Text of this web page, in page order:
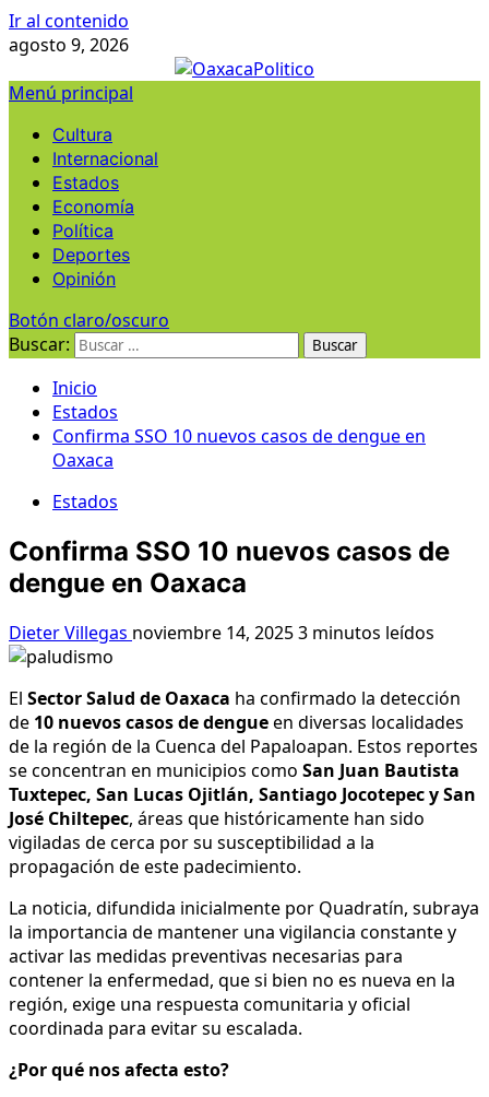
Ir al contenido
agosto 9, 2026
Menú principal
Cultura
Internacional
Estados
Economía
Política
Deportes
Opinión
Botón claro/oscuro
Buscar:
Inicio
Estados
Confirma SSO 10 nuevos casos de dengue en
Oaxaca
Estados
Confirma SSO 10 nuevos casos de
dengue en Oaxaca
Dieter Villegas noviembre 14, 20253 minutos leídos
El Sector Salud de Oaxaca ha confirmado la detección
de 10 nuevos casos de dengueen diversas localidades
de la región de la Cuenca del Papaloapan. Estos reportes
se concentran en municipios como San Juan Bautista
Tuxtepec, San Lucas Ojitlán, Santiago Jocotepec y San
José Chiltepec, áreas que históricamente han sido
vigiladas de cerca por su susceptibilidad a la
propagación de este padecimiento.
La noticia, difundida inicialmente por Quadratín, subraya
la importancia de mantener una vigilancia constante y
activar las medidas preventivas necesarias para
contener la enfermedad, que si bien no es nueva en la
región, exige una respuesta comunitaria y oficial
coordinada para evitar su escalada.
¿Por qué nos afecta esto?